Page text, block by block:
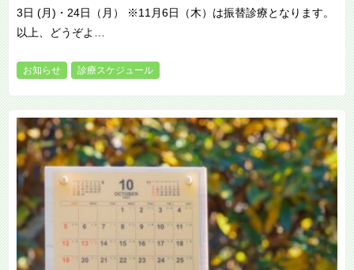
3日 (月)・24日（月） ※11月6日（木）は振替診療となります。
以上、どうぞよ…
お知らせ 診療スケジュール